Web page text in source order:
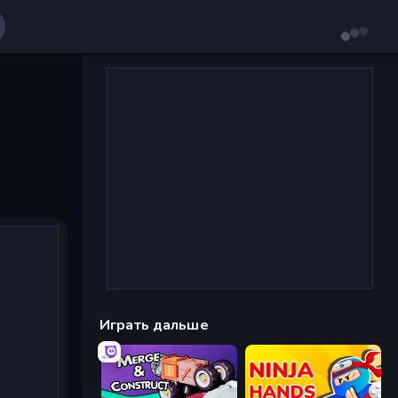
Играть дальше